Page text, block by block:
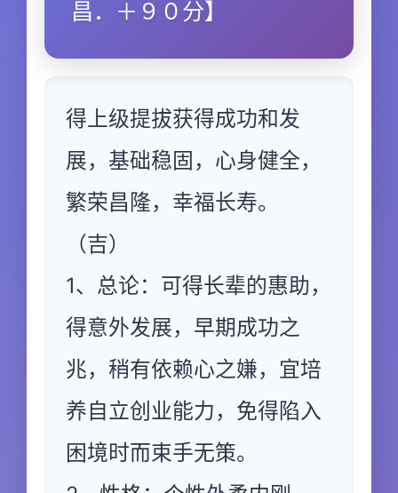
昌．＋９０分】
得上级提拔获得成功和发
展，基础稳固，心身健全，
繁荣昌隆，幸福长寿。
（吉）
1、总论：可得长辈的惠助，
得意外发展，早期成功之
兆，稍有依赖心之嫌，宜培
养自立创业能力，免得陷入
困境时而束手无策。